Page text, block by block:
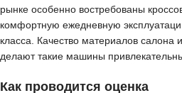
рынке особенно востребованы
комфортную ежедневную
класса. Качество материалов салона
делают такие машины
Как проводится оценка